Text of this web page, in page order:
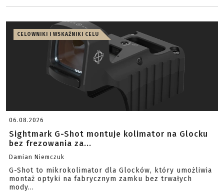
CELOWNIKI I WSKAŹNIKI CELU
06.08.2026
Sightmark G-Shot montuje kolimator na Glocku
bez frezowania za...
Damian Niemczuk
G-Shot to mikrokolimator dla Glocków, który umożliwia
montaż optyki na fabrycznym zamku bez trwałych
mody...